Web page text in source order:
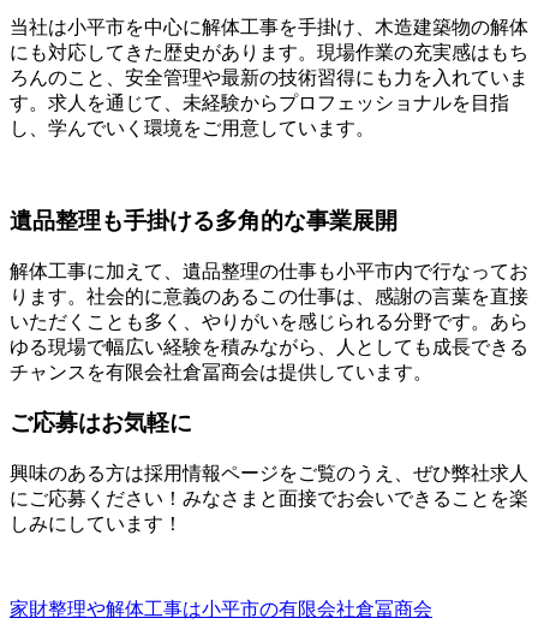
当社は小平市を中心に解体工事を手掛け、木造建築物の解体
にも対応してきた歴史があります。現場作業の充実感はもち
ろんのこと、安全管理や最新の技術習得にも力を入れていま
す。求人を通じて、未経験からプロフェッショナルを目指
し、学んでいく環境をご用意しています。
遺品整理も手掛ける多角的な事業展開
解体工事に加えて、遺品整理の仕事も小平市内で行なってお
ります。社会的に意義のあるこの仕事は、感謝の言葉を直接
いただくことも多く、やりがいを感じられる分野です。あら
ゆる現場で幅広い経験を積みながら、人としても成長できる
チャンスを有限会社倉冨商会は提供しています。
ご応募はお気軽に
興味のある方は採用情報ページをご覧のうえ、ぜひ弊社求人
にご応募ください！みなさまと面接でお会いできることを楽
しみにしています！
家財整理や解体工事は小平市の有限会社倉冨商会